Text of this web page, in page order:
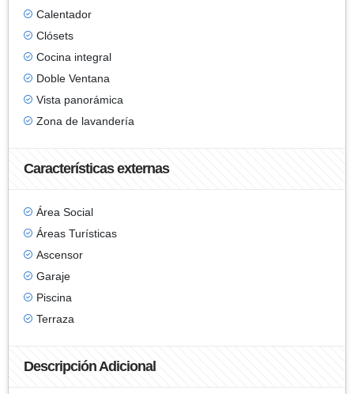
Calentador
Clósets
Cocina integral
Doble Ventana
Vista panorámica
Zona de lavandería
Características externas
Área Social
Áreas Turísticas
Ascensor
Garaje
Piscina
Terraza
Descripción Adicional